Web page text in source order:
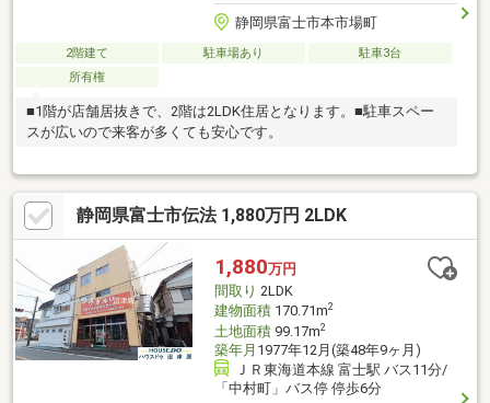
静岡県富士市本市場町
2階建て 駐車場あり
駐車3台
所有権
■1階が店舗居抜きで、2階は2LDK住居となります。■駐車スペー
スが広いので来客が多くても安心です。
静岡県富士市伝法 1,880万円 2LDK
1,880万円
間取り 2LDK
建物面積170.71m2
土地面積99.17m2
築年月 1977年12月(築48年9ヶ月)
ＪＲ東海道本線 富士駅 バス11分/
「中村町」バス停 停歩6分